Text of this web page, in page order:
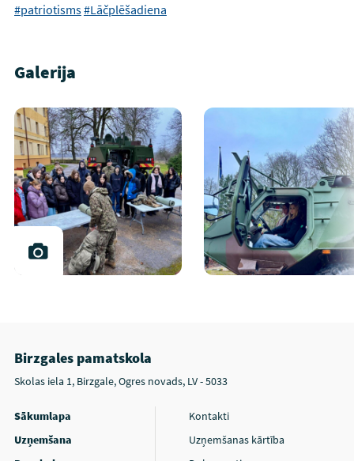
#patriotisms#Lāčplēšadiena
Galerija
Birzgales pamatskola
Skolas iela 1, Birzgale, Ogres novads, LV - 5033
Sākumlapa
Uzņemšana
Kontakti
Uzņemšanas kārtība